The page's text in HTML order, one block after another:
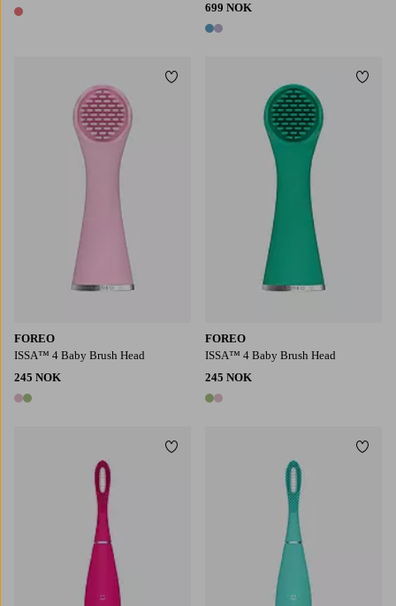
1 farge
699 NOK
2 farger
FOREO
ISSA™ 4 Baby Brush Head
245 NOK
2 farger
Legg til favoritter
FOREO
ISSA™ 4 Baby Brush Head
245 NOK
2 farger
Legg til favoritter